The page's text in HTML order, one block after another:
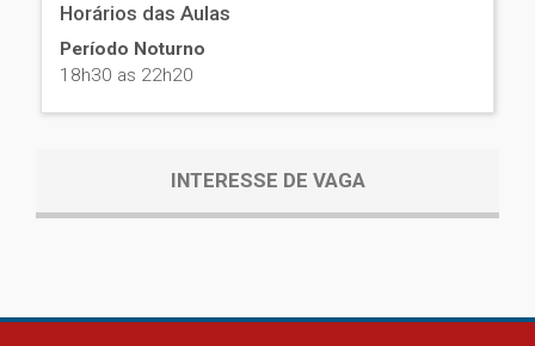
Horários das Aulas
Período Noturno
18h30 as 22h20
INTERESSE DE VAGA